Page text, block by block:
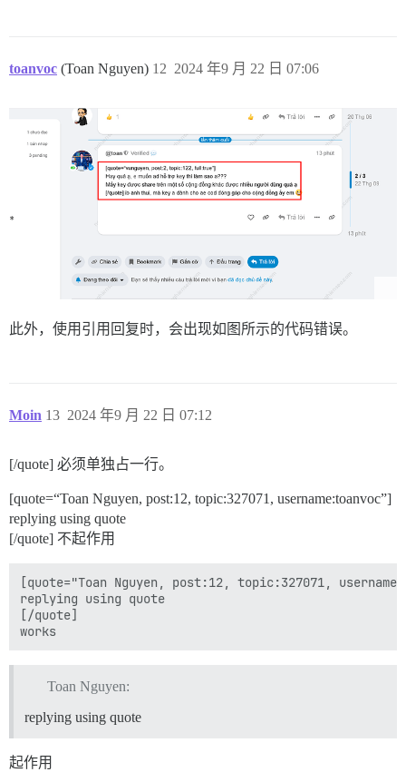
toanvoc (Toan Nguyen) 2024 年9 月 22 日 07:06
12
此外，使用引用回复时，会出现如图所示的代码错误。
Moin 2024 年9 月 22 日 07:12
13
[/quote] 必须单独占一行。
[quote=“Toan Nguyen, post:12, topic:327071, username:toanvoc”]
replying using quote
[/quote] 不起作用
[quote="Toan Nguyen, post:12, topic:327071,
replying using quote
[/quote]
Toan Nguyen:
replying using quote
起作用